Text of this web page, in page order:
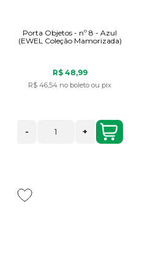
Porta Objetos - nº 8 - Azul
(EWEL Coleção Mamorizada)
R$ 48,99
R$ 46,54 no boleto ou pix
- +